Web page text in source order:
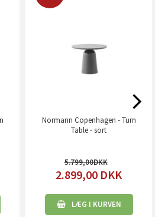
Normann Copenhagen - Turn
Table - sort
5.799,00
2.899,00 DKK
LÆG I KURVEN